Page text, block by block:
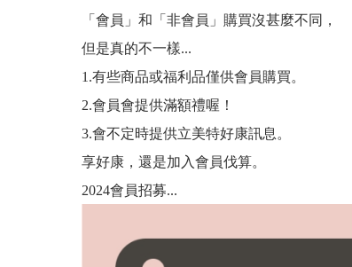
有聽過【染髮會愈染
「洗髮最重要的就是
「會員」和「非會員」購買沒甚麼不同，
但是真的不一樣...
1.有些商品或福利品僅供會員購買。
2.會員會提供滿額禮喔！
3.會不定時提供立美特好康訊息。
享好康，還是加入會員伐算。
2024會員招募...